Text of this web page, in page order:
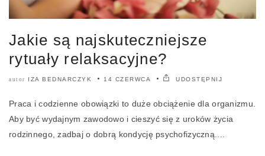
Jakie są najskuteczniejsze
rytuały relaksacyjne?
autor IZA BEDNARCZYK 14 CZERWCA UDOSTĘPNIJ
Praca i codzienne obowiązki to duże obciążenie dla organizmu.
Aby być wydajnym zawodowo i cieszyć się z uroków życia
rodzinnego, zadbaj o dobrą kondycję psychofizyczną....